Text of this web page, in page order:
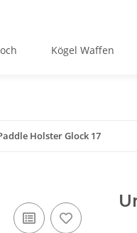
Kögel Waffen
Holster Glock 17